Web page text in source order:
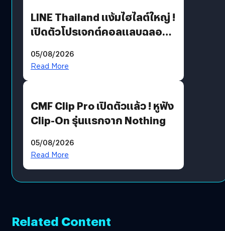
LINE Thailand แง้มไฮไลต์ใหญ่ !
เปิดตัวโปรเจกต์คอลแลบฉลอง
Moon x LINE FRIENDS
05/08/2026
Read More
CMF Clip Pro เปิดตัวแล้ว ! หูฟัง
Clip-On รุ่นแรกจาก Nothing
05/08/2026
Read More
Related Content